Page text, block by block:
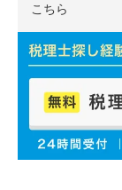
こちら